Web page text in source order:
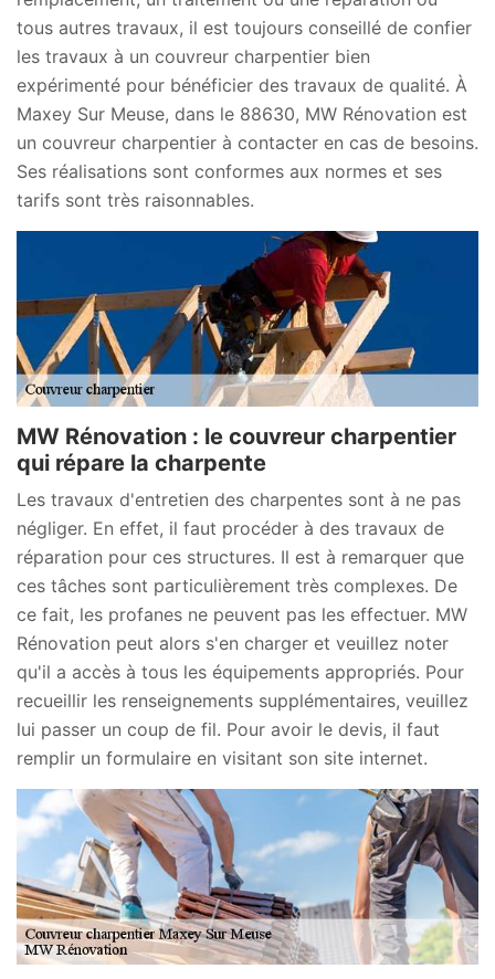
tous autres travaux, il est toujours conseillé de confier
les travaux à un couvreur charpentier bien
expérimenté pour bénéficier des travaux de qualité. À
Maxey Sur Meuse, dans le 88630, MW Rénovation est
un couvreur charpentier à contacter en cas de besoins.
Ses réalisations sont conformes aux normes et ses
tarifs sont très raisonnables.
MW Rénovation : le couvreur charpentier
qui répare la charpente
Les travaux d'entretien des charpentes sont à ne pas
négliger. En effet, il faut procéder à des travaux de
réparation pour ces structures. Il est à remarquer que
ces tâches sont particulièrement très complexes. De
ce fait, les profanes ne peuvent pas les effectuer. MW
Rénovation peut alors s'en charger et veuillez noter
qu'il a accès à tous les équipements appropriés. Pour
recueillir les renseignements supplémentaires, veuillez
lui passer un coup de fil. Pour avoir le devis, il faut
remplir un formulaire en visitant son site internet.